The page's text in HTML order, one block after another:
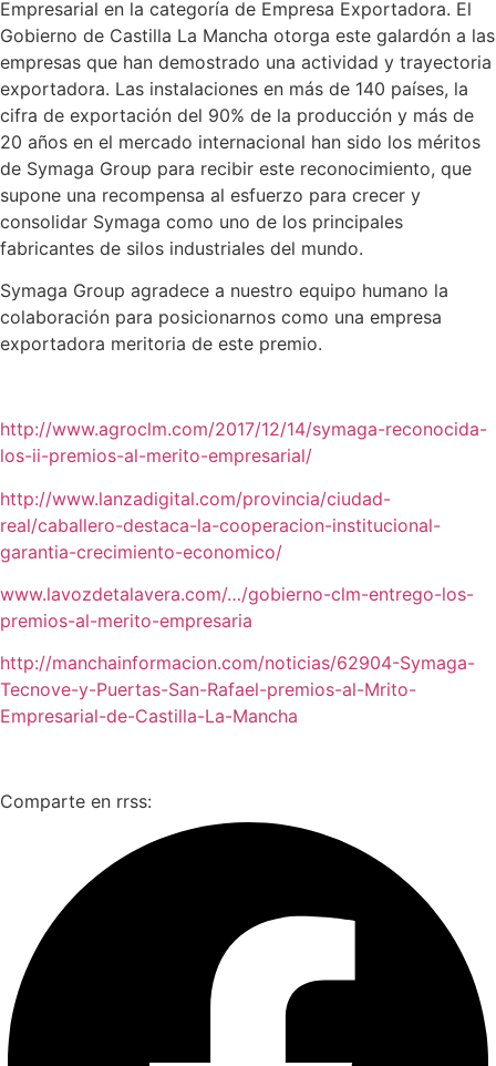
Empresarial en la categoría de Empresa Exportadora. El
Gobierno de Castilla La Mancha otorga este galardón a las
empresas que han demostrado una actividad y trayectoria
exportadora. Las instalaciones en más de 140 países, la
cifra de exportación del 90% de la producción y más de
20 años en el mercado internacional han sido los méritos
de Symaga Group para recibir este reconocimiento, que
supone una recompensa al esfuerzo para crecer y
consolidar Symaga como uno de los principales
fabricantes de silos industriales del mundo.
Symaga Group agradece a nuestro equipo humano la
colaboración para posicionarnos como una empresa
exportadora meritoria de este premio.
http://www.agroclm.com/2017/12/14/symaga-reconocida-
los-ii-premios-al-merito-empresarial/
http://www.lanzadigital.com/provincia/ciudad-
real/caballero-destaca-la-cooperacion-institucional-
garantia-crecimiento-economico/
www.lavozdetalavera.com/…/gobierno-clm-entrego-los-
premios-al-merito-empresaria
http://manchainformacion.com/noticias/62904-Symaga-
Tecnove-y-Puertas-San-Rafael-premios-al-Mrito-
Empresarial-de-Castilla-La-Mancha
Comparte en rrss: